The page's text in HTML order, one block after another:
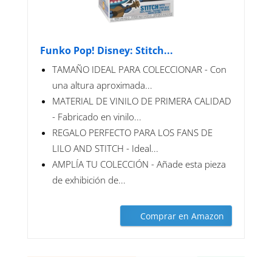
Funko Pop! Disney: Stitch...
TAMAÑO IDEAL PARA COLECCIONAR - Con
una altura aproximada...
MATERIAL DE VINILO DE PRIMERA CALIDAD
- Fabricado en vinilo...
REGALO PERFECTO PARA LOS FANS DE
LILO AND STITCH - Ideal...
AMPLÍA TU COLECCIÓN - Añade esta pieza
de exhibición de...
Comprar en Amazon